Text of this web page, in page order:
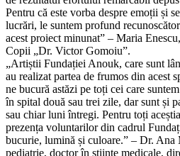
Pentru că este vorba despre emoții și
lucrări, le suntem profund
acest proiect minunat” – Maria
Copii „Dr. Victor Gomoiu”.
„Artiștii Fundației Anouk, care sunt
au realizat partea de frumos din acest
ne bucură astăzi pe toți cei care
în spital două sau trei zile, dar sunt și
sau chiar luni întregi. Pentru toți
prezența voluntarilor din cadrul
bucurie, lumină și culoare.” – Dr.
pediatrie, doctor în științe medicale,